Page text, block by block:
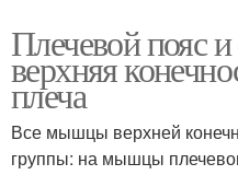
Плечевой пояс
верхняя
плеча
Все мышцы верхней
группы: на мышцы